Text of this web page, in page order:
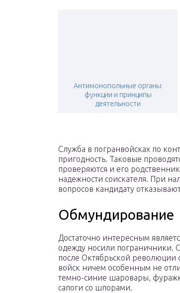
Антимонопольные органы:
функции и принципы
деятельности
Служба в погранвойсках по
пригодность. Таковые
проверяются и его
надежности соискателя. При
вопросов кандидату
Обмундирование
Достаточно интересным
одежду носили пограничники.
после Октябрьской
войск ничем особенным не
темно-синие шаровары,
сапоги со шпорами.